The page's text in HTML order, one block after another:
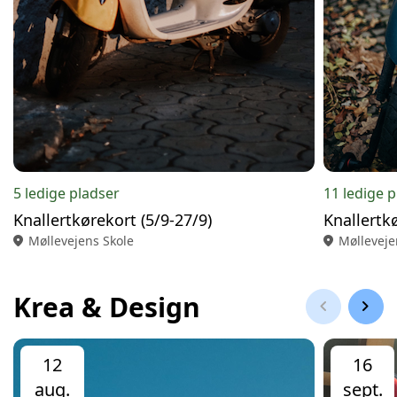
5 ledige pladser
Knallertkørekort (5/9-27/9)
location_on Møllevejens Skole
11 ledige
location_on
Krea & Design chevron_left chevron_right
12
aug.
16
sept.